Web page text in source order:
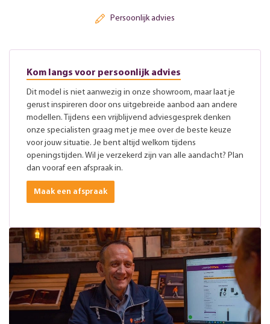
Persoonlijk advies
Kom langs voor persoonlijk advies
Dit model is niet aanwezig in onze showroom, maar laat je
gerust inspireren door ons uitgebreide aanbod aan andere
modellen. Tijdens een vrijblijvend adviesgesprek denken
onze specialisten graag met je mee over de beste keuze
voor jouw situatie. Je bent altijd welkom tijdens
openingstijden. Wil je verzekerd zijn van alle aandacht? Plan
dan vooraf een afspraak in.
Maak een afspraak